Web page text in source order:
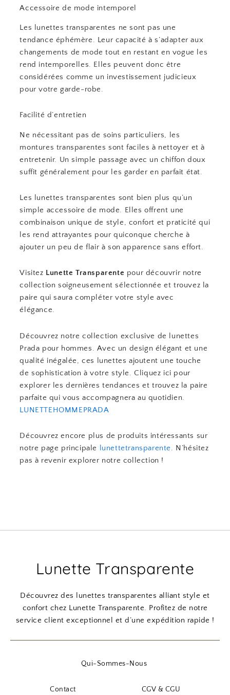
Accessoire de mode intemporel
Les lunettes transparentes ne sont pas une
tendance éphémère. Leur capacité à s’adapter aux
changements de mode tout en restant en vogue les
rend intemporelles. Elles peuvent donc être
considérées comme un investissement judicieux
pour votre garde-robe.
Facilité d’entretien
Ne nécessitant pas de soins particuliers, les
montures transparentes sont faciles à nettoyer et à
entretenir. Un simple passage avec un chiffon doux
suffit généralement pour les garder en parfait état.
Les lunettes transparentes sont bien plus qu’un
simple accessoire de mode. Elles offrent une
combinaison unique de style, confort et praticité qui
les rend attrayantes pour quiconque cherche à
ajouter un peu de flair à son apparence sans effort.
Visitez Lunette Transparente pour découvrir notre
collection soigneusement sélectionnée et trouvez la
paire qui saura compléter votre style avec
élégance.
Découvrez notre collection exclusive de lunettes
Prada pour hommes. Avec un design élégant et une
qualité inégalée, ces lunettes ajoutent une touche
de sophistication à votre style. Cliquez ici pour
explorer les dernières tendances et trouvez la paire
parfaite qui vous accompagnera au quotidien.
LUNETTEHOMMEPRADA
Découvrez encore plus de produits intéressants sur
notre page principale
lunettetransparente. N’hésitez
pas à revenir explorer notre collection !
Lunette Transparente
Découvrez des lunettes transparentes alliant style et
confort chez Lunette Transparente. Profitez de notre
service client exceptionnel et d’une expédition rapide !
Qui-Sommes-Nous
Contact CGV & CGU